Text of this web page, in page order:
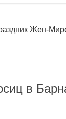
Жен-
в